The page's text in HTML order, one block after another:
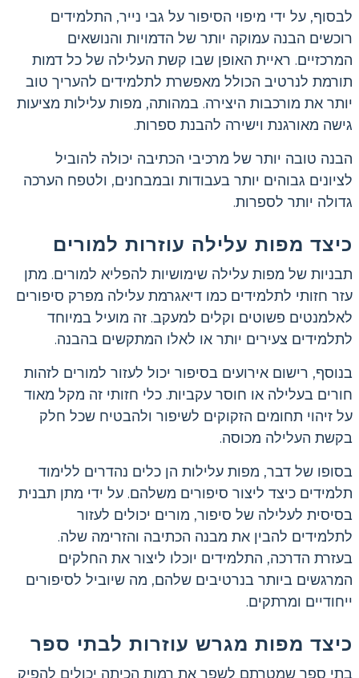
לבסוף, על ידי מיפוי הסיפור על גבי נייר, התלמידים
רוכשים הבנה עמוקה יותר של הדמויות והנושאים
המרכזיים. ראיית האופן שבו קשת העלילה של כל דמות
תורמת לנרטיב הכולל מאפשרת לתלמידים להעריך טוב
יותר את מורכבות היצירה. במהותה, מפות עלילות מציעות
גישה מאורגנת וישירה להבנת ספרות.
הבנה טובה יותר של מרכיבי הכתיבה יכולה להוביל
לציונים גבוהים יותר בעבודות ובמבחנים, ולטפח הערכה
גדולה יותר לספרות.
כיצד מפות עלילה עוזרות למורים
תבניות של מפות עלילה שימושיות להפליא למורים. מתן
עזר חזותי לתלמידים כמו דיאגרמת עלילה מפרק סיפורים
לאלמנטים פשוטים וקלים למעקב. זה מועיל במיוחד
לתלמידים צעירים יותר או לאלו המתקשים בהבנה.
בנוסף, רישום אירועים בסיפור יכול לעזור למורים לזהות
חורים בעלילה או חוסר עקביות. כלי חזותי זה מקל מאוד
על זיהוי תחומים הזקוקים לשיפור ולהבטיח שכל חלק
בקשת העלילה מכוסה.
בסופו של דבר, מפות עלילות הן כלים נהדרים ללימוד
תלמידים כיצד ליצור סיפורים משלהם. על ידי מתן תבנית
בסיסית לעלילה של סיפור, מורים יכולים לעזור
לתלמידים להבין את מבנה הכתיבה והזרימה שלה.
בעזרת הדרכה, התלמידים יוכלו ליצור את החלקים
המרגשים ביותר בנרטיבים שלהם, מה שיוביל לסיפורים
ייחודיים ומרתקים.
כיצד מפות מגרש עוזרות לבתי ספר
בתי ספר שמטרתם לשפר את רמות הכיתה יכולים להפיק